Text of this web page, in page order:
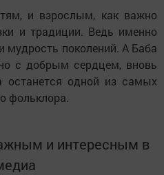
и взрослым, как важно
и традиции. Ведь именно
мудрость поколений. А Баба
с добрым сердцем, вновь
останется одной из самых
фольклора.
и интересным в